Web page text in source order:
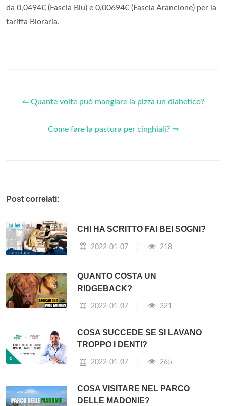
da 0,0494€ (Fascia Blu) e 0,00694€ (Fascia Arancione) per la
tariffa Bioraria.
⇐ Quante volte può mangiare la pizza un diabetico?
Come fare la pastura per cinghiali? ⇒
Post correlati:
CHI HA SCRITTO FAI BEI SOGNI?
2022-01-07 218
QUANTO COSTA UN
RIDGEBACK?
2022-01-07 321
COSA SUCCEDE SE SI LAVANO
TROPPO I DENTI?
2022-01-07 265
COSA VISITARE NEL PARCO
DELLE MADONIE?